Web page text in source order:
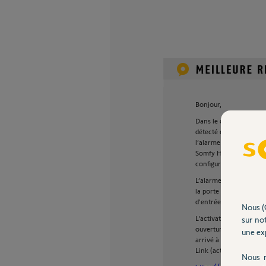
Bonjour,
Dans le cas d’une
détecté et qui vous
l’alarme selon votre
Somfy Home Alarm
configuré dans votre
L’alarme se
la porte de la maison
d'entrée"), munie de
L'activation
ouverture de la porte
arrivé à portée du Link
Link (activation
Nous
sur
une
Nous